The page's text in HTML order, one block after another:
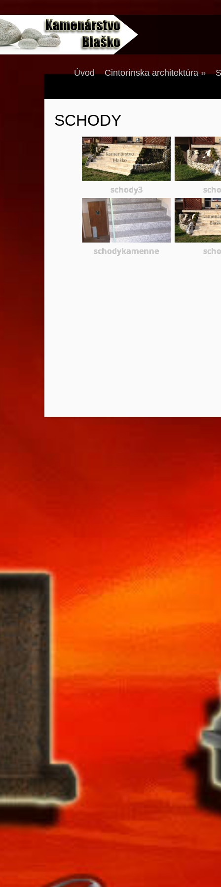
Úvod Cintorínska architektúra»
SCHODY
schody3
schodykamenne